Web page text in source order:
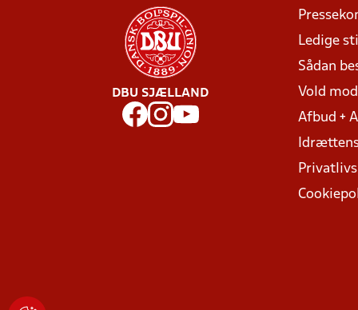
DBU SJÆLLAND
Ledige
Sådan
Vold
Afbud +